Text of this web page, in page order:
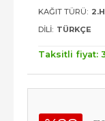
KAĞIT TÜRÜ:
DILI: TÜRKÇE
Taksitli fiyat: